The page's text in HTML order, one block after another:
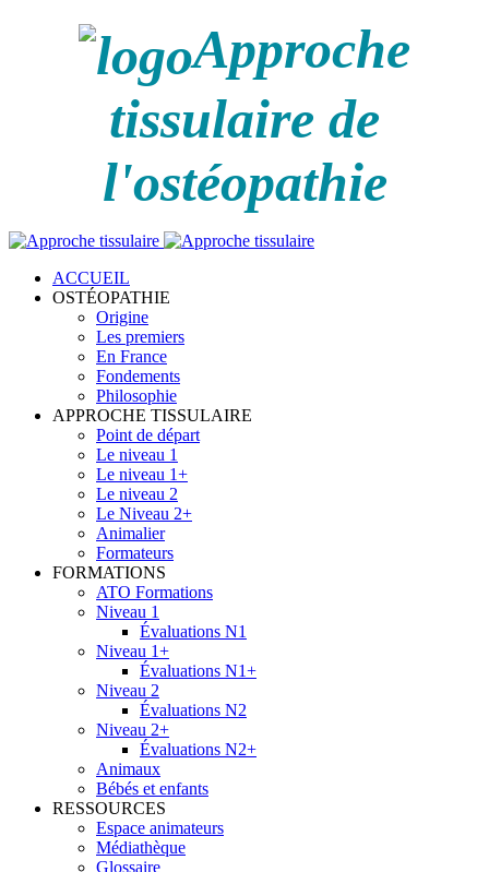
Approche
tissulaire de
l'ostéopathie
ACCUEIL
OSTÉOPATHIE
Origine
Les premiers
En France
Fondements
Philosophie
APPROCHE TISSULAIRE
Point de départ
Le niveau 1
Le niveau 1+
Le niveau 2
Le Niveau 2+
Animalier
Formateurs
FORMATIONS
ATO Formations
Niveau 1
Évaluations N1
Niveau 1+
Évaluations N1+
Niveau 2
Évaluations N2
Niveau 2+
Évaluations N2+
Animaux
Bébés et enfants
RESSOURCES
Espace animateurs
Médiathèque
Glossaire